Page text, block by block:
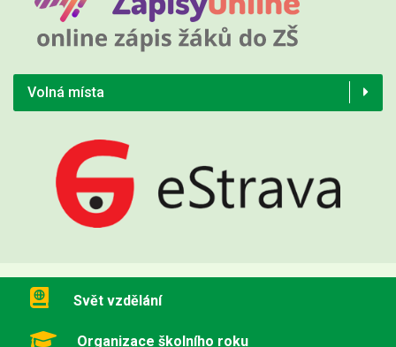
Volná místa
Svět vzdělání
Organizace školního roku